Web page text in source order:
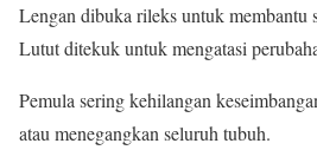
Lengan dibuka rileks untuk membantu
Lutut ditekuk untuk mengatasi
Pemula sering kehilangan
atau menegangkan seluruh tubuh.